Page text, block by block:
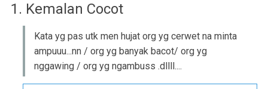
1. Kemalan Cocot
Kata yg pas utk men hujat org yg cerwet na minta
ampuuu...nn / org yg banyak bacot/ org yg
nggawing / org yg ngambuss .dllll....